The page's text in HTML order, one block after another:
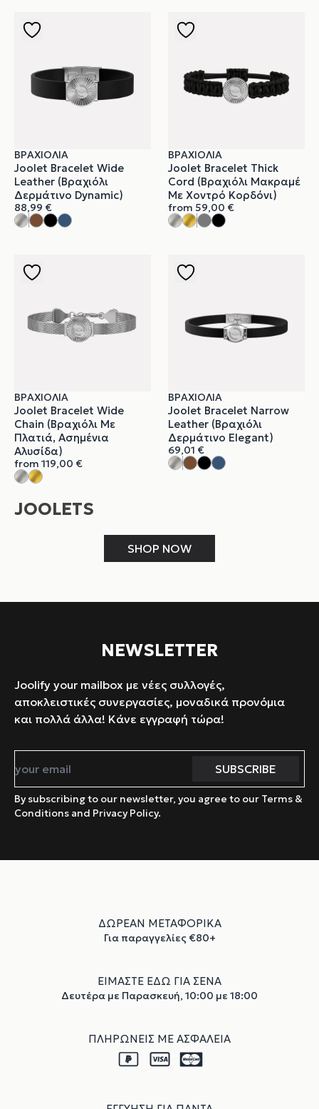
ΒΡΑΧΙΌΛΙΑ
Joolet Bracelet Wide
Leather (Βραχιόλι
Δερμάτινο Dynamic)
88,99 €
ΒΡΑΧΙΌΛΙΑ
Joolet Bracelet Thick
Cord (Βραχιόλι Μακραμέ
Με Χοντρό Κορδόνι)
from 59,00 €
ΒΡΑΧΙΌΛΙΑ
Joolet Bracelet Wide
Chain (Βραχιόλι Με
Πλατιά, Ασημένια
Αλυσίδα)
from 119,00 €
ΒΡΑΧΙΌΛΙΑ
Joolet Bracelet Narrow
Leather (Βραχιόλι
Δερμάτινο Elegant)
69,01 €
JOOLETS
SHOP NOW
NEWSLETTER
Joolify your mailbox με νέες συλλογές,
αποκλειστικές συνεργασίες, μοναδικά προνόμια
και πολλά άλλα! Κάνε εγγραφή τώρα!
By subscribing to our newsletter, you agree to our Terms &
Conditions and Privacy Policy.
ΔΩΡΕΑΝ ΜΕΤΑΦΟΡΙΚΑ
Για παραγγελίες €80+
ΕΙΜΑΣΤΕ ΕΔΩ ΓΙΑ ΣΕΝΑ
Δευτέρα με Παρασκευή, 10:00 με 18:00
ΠΛΗΡΩΝΕΙΣ ΜΕ ΑΣΦΑΛΕΙΑ